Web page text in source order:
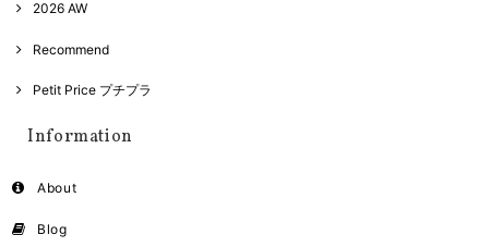
2026 AW
Recommend
Petit Price プチプラ
Information
About
Blog